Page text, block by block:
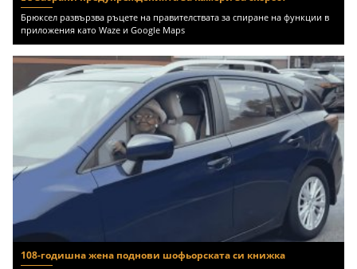
Брюксел развързва ръцете на правителствата за спиране на функции в
приложения като Waze и Google Maps
108-годишна жена поднови шофьорската си книжка